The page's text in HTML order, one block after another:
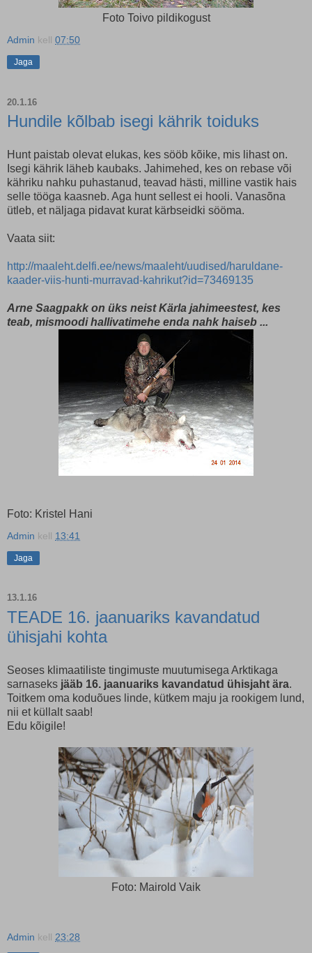
Foto Toivo pildikogust
Admin kell 07:50
Jaga
20.1.16
Hundile kõlbab isegi kährik toiduks
Hunt paistab olevat elukas, kes sööb kõike, mis lihast on.
Isegi kährik läheb kaubaks. Jahimehed, kes on rebase või
kähriku nahku puhastanud, teavad hästi, milline vastik hais
selle tööga kaasneb. Aga hunt sellest ei hooli. Vanasõna
ütleb, et näljaga pidavat kurat kärbseidki sööma.
Vaata siit:
http://maaleht.delfi.ee/news/maaleht/uudised/haruldane-
kaader-viis-hunti-murravad-kahrikut?id=73469135
Arne Saagpakk on üks neist Kärla jahimeestest, kes
teab, mismoodi hallivatimehe enda nahk haiseb ...
Foto: Kristel Hani
Admin kell 13:41
Jaga
13.1.16
TEADE 16. jaanuariks kavandatud
ühisjahi kohta
Seoses klimaatiliste tingimuste muutumisega Arktikaga
sarnaseks jääb 16. jaanuariks kavandatud ühisjaht ära.
Toitkem oma koduõues linde, kütkem maju ja rookigem lund,
nii et küllalt saab!
Edu kõigile!
Foto: Mairold Vaik
Admin kell 23:28